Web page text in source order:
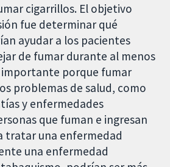
cigarrillos. El objetivo
fue determinar qué
ayudar a los pacientes
de fumar durante al menos
importante porque fumar
problemas de salud, como
y enfermedades
que fuman e ingresan
tratar una enfermedad
una enfermedad